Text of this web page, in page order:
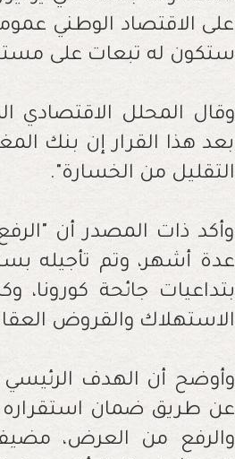
على الاقتصاد الوطني
ستكون له تبعات على
وقال المحلل الاقتصادي
بعد هذا القرار إن بنك
التقليل من الخسارة".
وأكد ذات المصدر أن
عدة أشهر، وتم تأجيله
بتداعيات جائحة
الاستهلاك والقروض
وأوضح أن الهدف الرئيسي
عن طريق ضمان
والرفع من العرض،